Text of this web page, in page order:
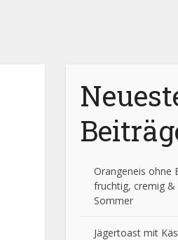
Orangeneis ohne
fruchtig, cremig
Sommer
Jägertoast mit